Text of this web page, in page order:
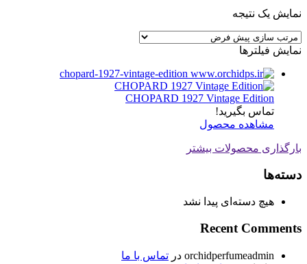
نمایش یک نتیجه
نمایش فیلترها
CHOPARD 1927 Vintage Edition
تماس بگیرید!
مشاهده محصول
بارگذاری محصولات بیشتر
دسته‌ها
هیچ دسته‌ای پیدا نشد
Recent Comments
orchidperfumeadmin در تماس با ما